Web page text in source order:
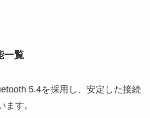
一覧
5.4を採用し、安定した接続
ます。